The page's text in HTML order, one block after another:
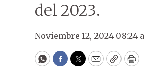
del 2023.
Noviembre 12, 2024 08:24
WhatsApp
Facebook
Twitter
EmailCopy